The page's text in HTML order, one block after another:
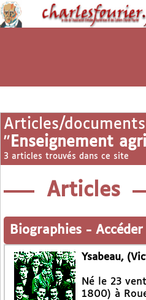
Articles/
" Enseignement
3 articles trouvés dans ce site
Articles
Biographies -
Ysabeau,
Né le 23
1800) à